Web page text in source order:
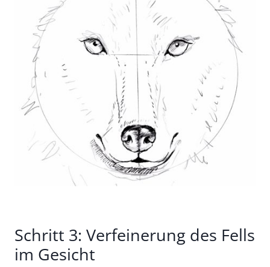
Schritt 3: Verfeinerung des Fells
im Gesicht